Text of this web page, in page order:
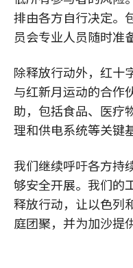
排由各方自行决定。
员会专业人员随时准
除释放行动外，红十
与红新月运动的合作
助，包括食品、医疗
理和供电系统等关键
我们继续呼吁各方持
够安全开展。我们的
释放行动，让以色列
庭团聚，并为加沙提